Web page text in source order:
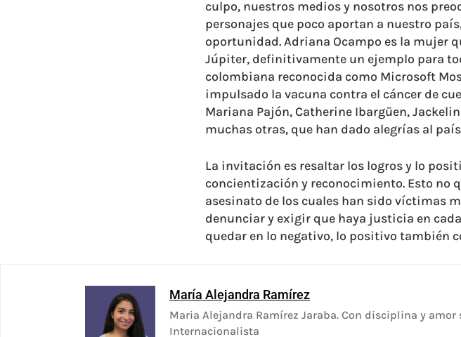
culpo, nuestros medios y nosotros nos
personajes que poco aportan a nuestro
oportunidad. Adriana Ocampo es la mujer
Júpiter, definitivamente un ejemplo para
colombiana reconocida como Microsoft
impulsado la vacuna contra el cáncer de
Mariana Pajón, Catherine Ibargüen,
muchas otras, que han dado alegrías al
La invitación es resaltar los logros y lo
concientización y reconocimiento. Esto no
asesinato de los cuales han sido víctimas
denunciar y exigir que haya justicia en
quedar en lo negativo, lo positivo también
María Alejandra Ramírez
Maria Alejandra Ramírez Jaraba. Con disciplina y amor
Internacionalista